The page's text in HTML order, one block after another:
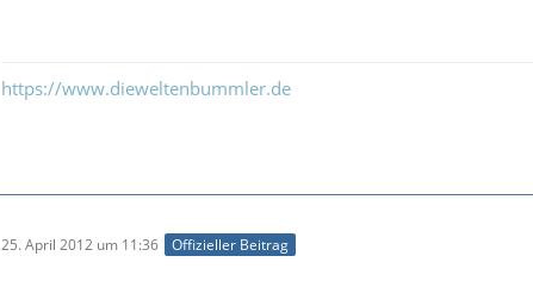
https://www.dieweltenbummler.de
25. April 2012 um 11:36 Offizieller Beitrag